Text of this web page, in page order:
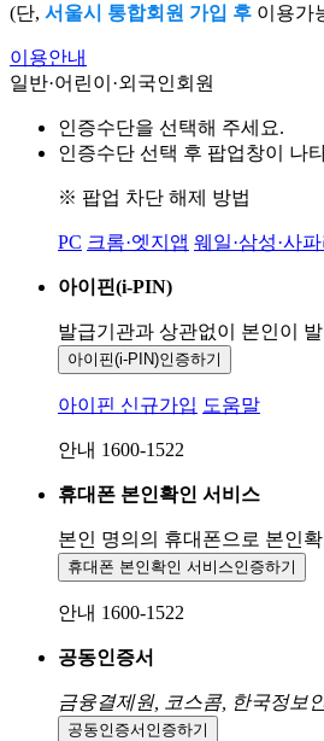
(단, 서울시 통합회원 가입 후 이용가
이용안내
일반·어린이·외국인회원
인증수단을 선택해 주세요.
인증수단 선택 후 팝업창이 나
※ 팝업 차단 해제 방법
PC 크롬·엣지앱 웨일·삼성·사
아이핀(i-PIN)
발급기관과 상관없이 본인이
아이핀(i-PIN)인증하기
아이핀 신규가입 도움말
안내 1600-1522
휴대폰 본인확인 서비스
본인 명의의 휴대폰으로 본인
휴대폰 본인확인 서비스인증하기
안내 1600-1522
공동인증서
금융결제원, 코스콤, 한국정보
공동인증서 인증하기